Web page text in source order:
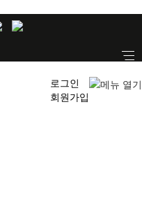
로그인
회원가입